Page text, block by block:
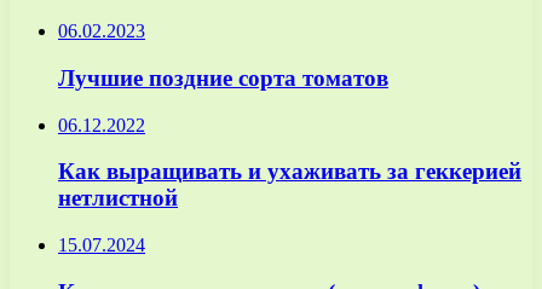
06.02.2023
Лучшие поздние сорта томатов
06.12.2022
Как выращивать и ухаживать за геккерией
нетлистной
15.07.2024